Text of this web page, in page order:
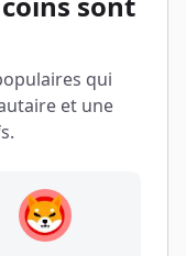
qui
et une